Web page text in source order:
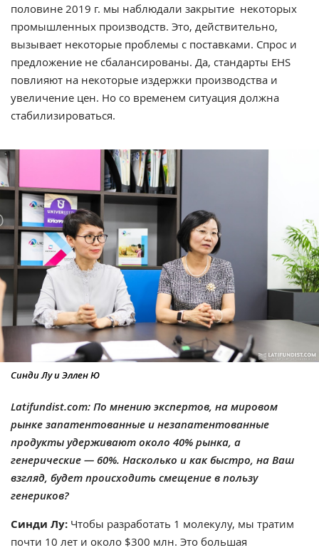
половине 2019 г. мы наблюдали закрытие некоторых
промышленных производств. Это, действительно,
вызывает некоторые проблемы с поставками. Спрос и
предложение не сбалансированы. Да, стандарты EHS
повлияют на некоторые издержки производства и
увеличение цен. Но со временем ситуация должна
стабилизироваться.
Синди Лу и Эллен Ю
Latifundist.com: По мнению экспертов, на мировом
рынке запатентованные и незапатентованные
продукты удерживают около 40% рынка, а
генерические — 60%. Насколько и как быстро, на Ваш
взгляд, будет происходить смещение в пользу
генериков?
Синди Лу: Чтобы разработать 1 молекулу, мы тратим
почти 10 лет и около $300 млн. Это большая